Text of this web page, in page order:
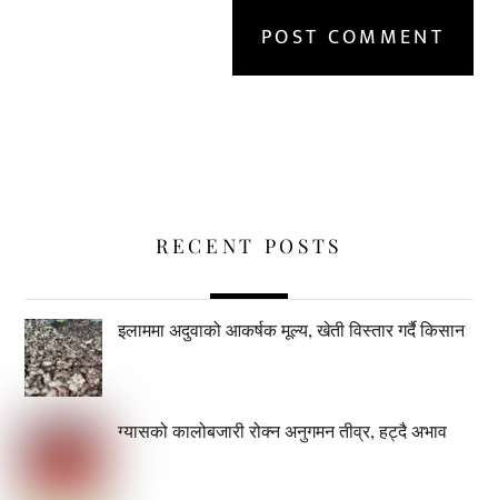
RECENT POSTS
इलाममा अदुवाको आकर्षक मूल्य, खेती विस्तार गर्दै किसान
ग्यासको कालोबजारी रोक्न अनुगमन तीव्र, हट्दै अभाव